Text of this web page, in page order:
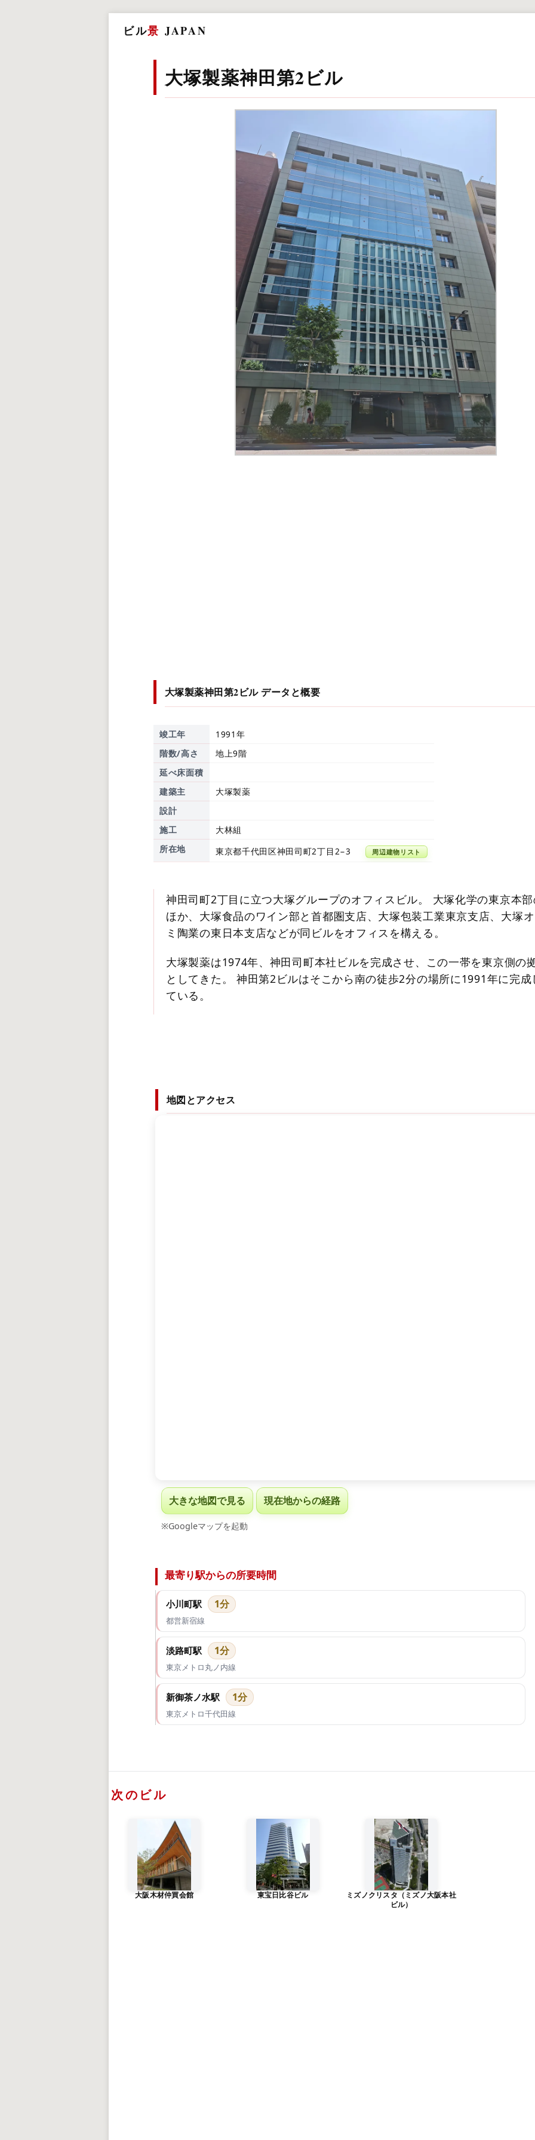
ビル景 JAPAN
大塚製薬神田第2ビル
大塚製薬神田第2ビル データと概要
竣工年
1991年
階数/高さ
地上9階
延べ床面積
建築主
大塚製薬
設計
施工
大林組
所在地
東京都千代田区神田司町2丁目2−3 周辺建物リスト
神田司町2丁目に立つ大塚グループのオフィスビル。 大塚化学の東京本
ほか、大塚食品のワイン部と首都圏支店、大塚包装工業東京支店、大塚
ミ陶業の東日本支店などが同ビルをオフィスを構える。
大塚製薬は1974年、神田司町本社ビルを完成させ、この一帯を東京側の
としてきた。 神田第2ビルはそこから南の徒歩2分の場所に1991年に完成
ている。
地図とアクセス
大きな地図で見る 現在地からの経路
※Googleマップを起動
最寄り駅からの所要時間
小川町駅 1分
都営新宿線
淡路町駅 1分
東京メトロ丸ノ内線
新御茶ノ水駅 1分
東京メトロ千代田線
次のビル
大阪木材仲買会館 東宝日比谷ビル
ミズノクリスタ（ミズノ大阪本社
ビル）